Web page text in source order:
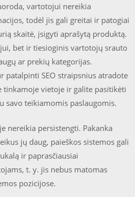
vartotojui nereikia
todėl jis gali greitai ir patogiai
skaitė, įsigyti aprašytą produktą.
bet ir tiesioginis vartotojų srauto
ar prekių kategorijas.
patalpinti SEO straipsnius atradote
tinkamoje vietoje ir galite pasitikėti
savo teikiamomis paslaugomis.
nereikia persistengti. Pakanka
jų daug, paieškos sistemos gali
ir paprasčiausiai
t. y. jis nebus matomas
pozicijose.